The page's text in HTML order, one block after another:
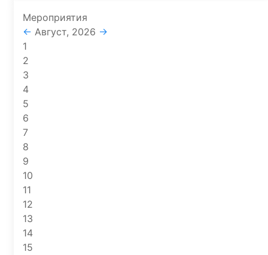
Мероприятия
← Август, 2026 →
1
2
3
4
5
6
7
8
9
10
11
12
13
14
15